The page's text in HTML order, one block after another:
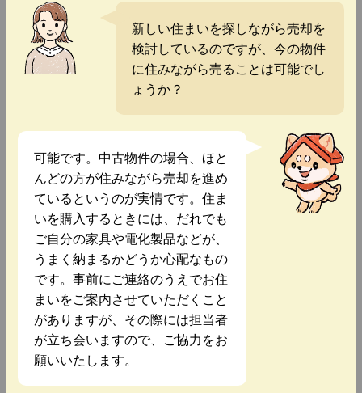
新しい住まいを探しながら売却を
検討しているのですが、今の物件
に住みながら売ることは可能でし
ょうか？
可能です。中古物件の場合、ほと
んどの方が住みながら売却を進め
ているというのが実情です。住ま
いを購入するときには、だれでも
ご自分の家具や電化製品などが、
うまく納まるかどうか心配なもの
です。事前にご連絡のうえでお住
まいをご案内させていただくこと
がありますが、その際には担当者
が立ち会いますので、ご協力をお
願いいたします。